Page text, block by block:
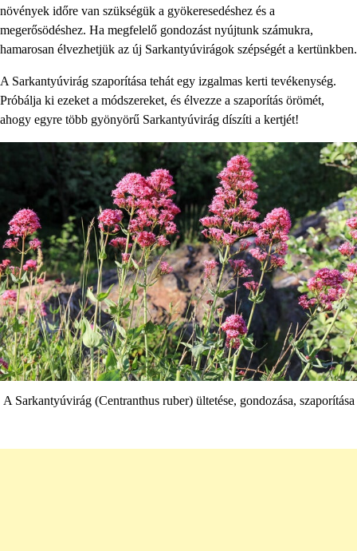
növények időre van szükségük a gyökeresedéshez és a
megerősödéshez. Ha megfelelő gondozást nyújtunk számukra,
hamarosan élvezhetjük az új Sarkantyúvirágok szépségét a kertünkben.
A Sarkantyúvirág szaporítása tehát egy izgalmas kerti tevékenység.
Próbálja ki ezeket a módszereket, és élvezze a szaporítás örömét,
ahogy egyre több gyönyörű Sarkantyúvirág díszíti a kertjét!
A Sarkantyúvirág (Centranthus ruber) ültetése, gondozása, szaporítása